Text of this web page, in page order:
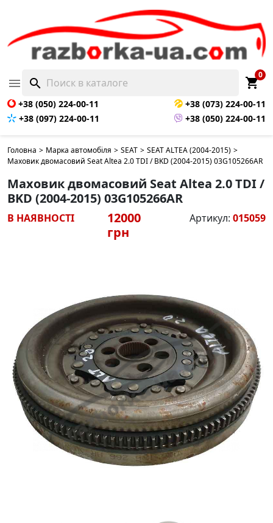
 search shopping_cart
0
+38 (050) 224-00-11
+38 (073) 224-00-11
+38 (097) 224-00-11
+38 (050) 224-00-11
Головна > Марка автомобіля > SEAT > SEAT ALTEA (2004-2015) >
Маховик двомасовий Seat Altea 2.0 TDI / BKD (2004-2015) 03G105266AR
Маховик двомасовий Seat Altea 2.0 TDI /
BKD (2004-2015) 03G105266AR
В НАЯВНОСТІ
12000
грн
Артикул: 015059